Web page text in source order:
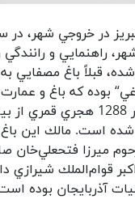
در خروجي شهر، در
راهنمايي و
قبلاً باغ مصفايي به
بوده كه باغ و
اثر سيل ويرانگر 1288
شده است. مالك اين باغ
ميرزا فتحعلي‌خان
قوام‌الملك شيرازي
آذربايجان بوده